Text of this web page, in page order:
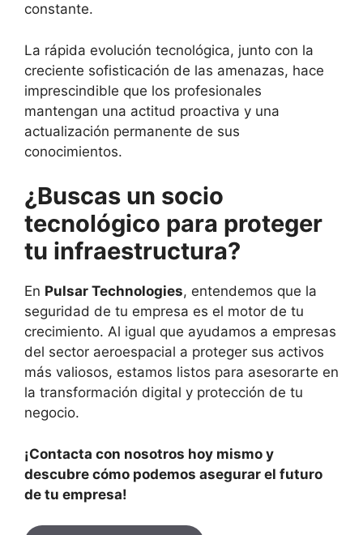
constante.
La rápida evolución tecnológica, junto con la
creciente sofisticación de las amenazas, hace
imprescindible que los profesionales
mantengan una actitud proactiva y una
actualización permanente de sus
conocimientos.
¿Buscas un socio
tecnológico para proteger
tu infraestructura?
En Pulsar Technologies, entendemos que la
seguridad de tu empresa es el motor de tu
crecimiento. Al igual que ayudamos a empresas
del sector aeroespacial a proteger sus activos
más valiosos, estamos listos para asesorarte en
la transformación digital y protección de tu
negocio.
¡Contacta con nosotros hoy mismo y
descubre cómo podemos asegurar el futuro
de tu empresa!